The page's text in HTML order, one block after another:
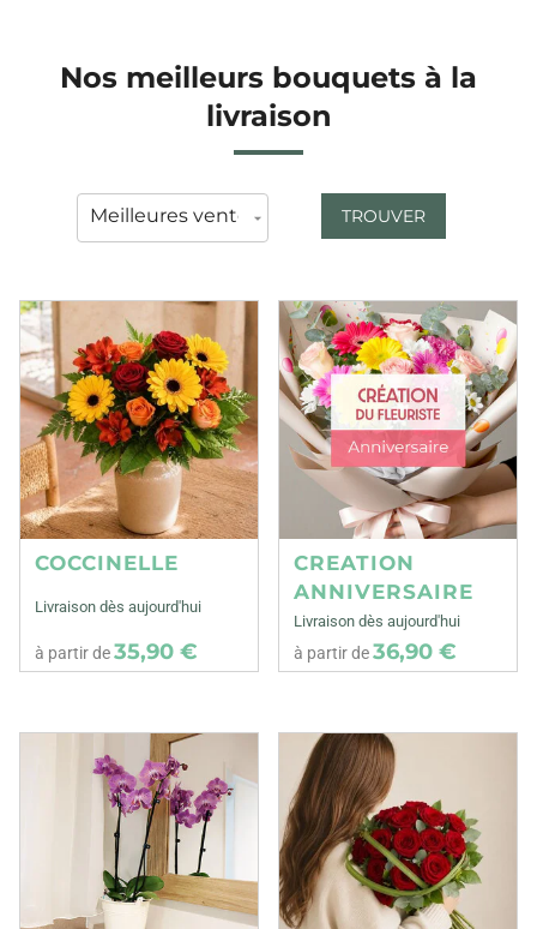
Nos meilleurs bouquets à la
livraison
TROUVER
COCCINELLE
Livraison dès aujourd'hui
à partir de35,90 €
CREATION
ANNIVERSAIRE
Livraison dès aujourd'hui
à partir de36,90 €